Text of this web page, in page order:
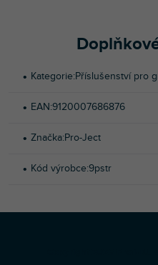
Kategorie:Příslušenství pro
EAN:9120007686876
Značka:Pro-Ject
Kód výrobce:9pstr